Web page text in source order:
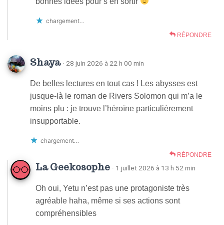
chargement…
RÉPONDRE
Shaya · 28 juin 2026 à 22 h 00 min
De belles lectures en tout cas ! Les abysses est
jusque-là le roman de Rivers Solomon qui m’a le
moins plu : je trouve l’héroïne particulièrement
insupportable.
chargement…
RÉPONDRE
La Geekosophe · 1 juillet 2026 à 13 h 52 min
Oh oui, Yetu n’est pas une protagoniste très
agréable haha, même si ses actions sont
compréhensibles